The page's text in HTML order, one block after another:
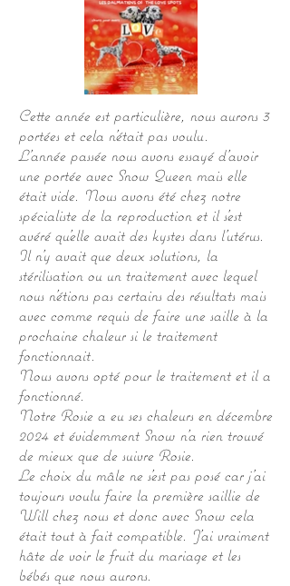
Cette année est particulière, nous aurons 3
portées et cela n'était pas voulu.
L'année passée nous avons essayé d'avoir
une portée avec Snow Queen mais elle
était vide. Nous avons été chez notre
spécialiste de la reproduction et il s'est
avéré qu'elle avait des kystes dans l'utérus.
Il n'y avait que deux solutions, la
stérilisation ou un traitement avec lequel
nous n'étions pas certains des résultats mais
avec comme requis de faire une saille à la
prochaine chaleur si le traitement
fonctionnait.
Nous avons opté pour le traitement et il a
fonctionné.
Notre Rosie a eu ses chaleurs en décembre
2024 et évidemment Snow n'a rien trouvé
de mieux que de suivre Rosie.
Le choix du mâle ne s'est pas posé car j'ai
toujours voulu faire la première saillie de
Will chez nous et donc avec Snow cela
était tout à fait compatible. J'ai vraiment
hâte de voir le fruit du mariage et les
bébés que nous aurons.